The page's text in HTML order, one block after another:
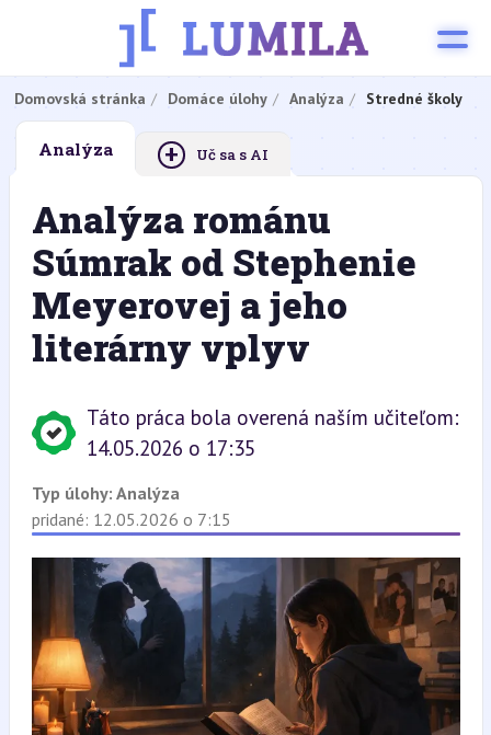
Domovská stránka Domáce úlohy Analýza Stredné školy
Analýza + Uč sa s AI
Analýza románu
Súmrak od Stephenie
Meyerovej a jeho
literárny vplyv
Táto práca bola overená naším učiteľom:
14.05.2026 o 17:35
Typ úlohy: Analýza
pridané: 12.05.2026 o 7:15